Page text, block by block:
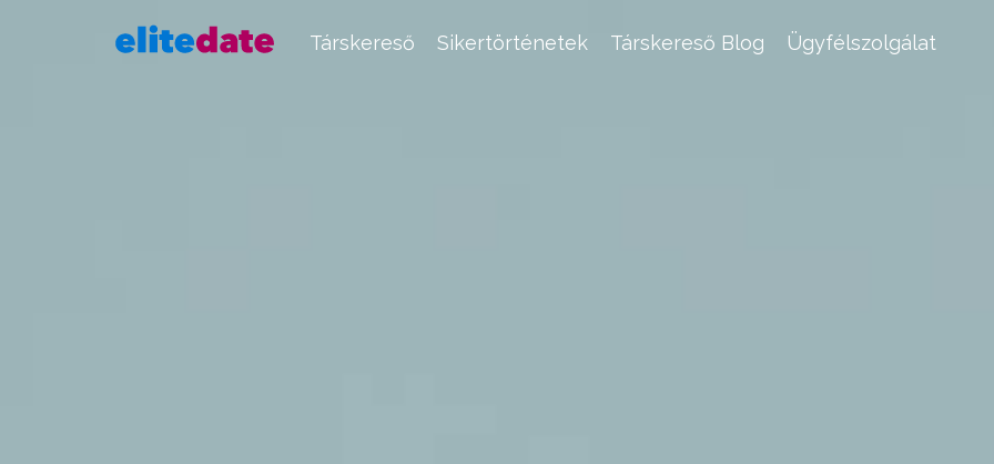
Társkereső Sikertörténetek Társkereső Blog Ügyfélszolgálat